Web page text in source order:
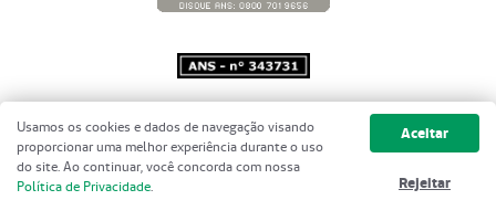
Copyright 2001 - 2026 Unimed do
Brasil - Todos os direitos reservados
Usamos os cookies e dados de navegação visando
proporcionar uma melhor experiência durante o uso
do site. Ao continuar, você concorda com nossa
Política de Privacidade.
Aceitar
Rejeitar